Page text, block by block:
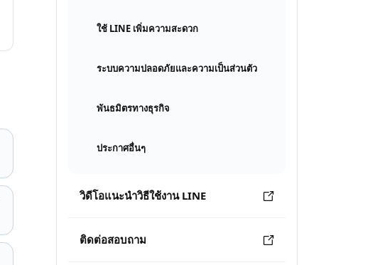
ใช้ LINE เพิ่มความสะดวก
ระบบความปลอดภัยและความเป็นส่วนตัว
พันธมิตรทางธุรกิจ
ประกาศอื่นๆ
วิดีโอแนะนำวิธีใช้งาน LINE
ติดต่อสอบถาม